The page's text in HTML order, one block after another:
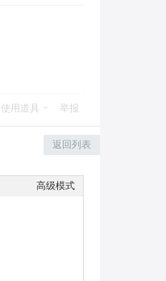
使用道具 举报
返回列表
高级模式